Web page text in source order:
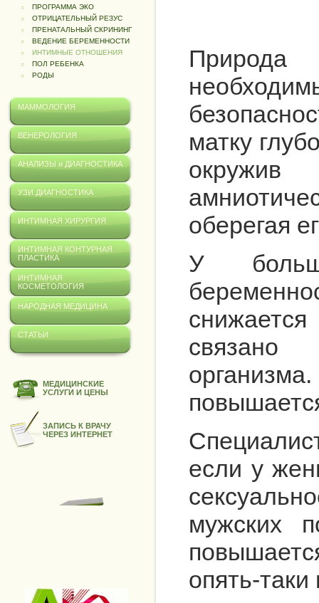
ПРОГРАММА ЭКО
ОТРИЦАТЕЛЬНЫЙ РЕЗУС
ПРЕНАТАЛЬНЫЙ СКРИНИНГ
ВЕДЕНИЕ БЕРЕМЕННОСТИ
ИНТИМНЫЕ ОТНОШЕНИЯ
ПОЛ РЕБЕНКА
РОДЫ
МАММОЛОГИЯ
ВЕНЕРОЛОГИЯ
АНАЛИЗЫ и ДИАГНОСТИКА
УЗИ ДИАГНОСТИКА
ИНТИМНАЯ ХИРУРГИЯ
ИНТИМНАЯ КОНТУРНАЯ
ПЛАСТИКА
ИНТИМНАЯ
КОСМЕТОЛОГИЯ
НАРОДНАЯ МЕДИЦИНА
СТАТЬИ
МЕДИЦИНСКИЕ
УСЛУГИ И ЦЕНЫ
ЗАПИСЬ К ВРАЧУ
ЧЕРЕЗ ИНТЕРНЕТ
матку
оберегая
У
связано
если у
мужских
опять-